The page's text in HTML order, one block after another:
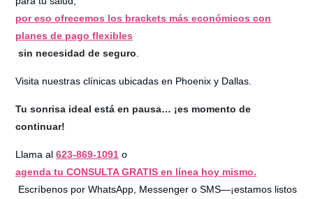
por eso ofrecemos los brackets más económicos con
planes de pago flexibles
sin necesidad de seguro
Visita nuestras clínicas ubicadas en Phoenix y Dallas.
Tu sonrisa ideal está en pausa… ¡es momento de
continuar!
Llama al 623-869-1091 o
agenda tu CONSULTA GRATIS en línea hoy mismo.
Escríbenos por WhatsApp, Messenger o SMS—¡estamos listos